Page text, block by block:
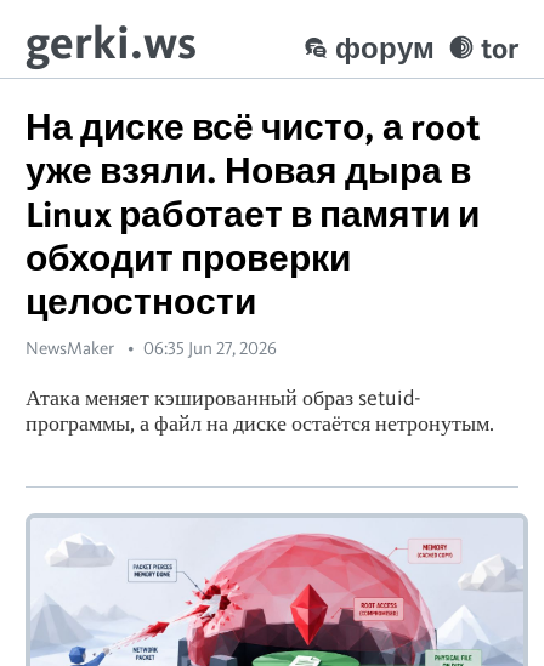
gerki.ws tor
форум
На диске всё чисто, а root
уже взяли. Новая дыра в
Linux работает в памяти и
обходит проверки
целостности
NewsMaker 06:35 Jun 27, 2026
Атака меняет кэшированный образ setuid-
программы, а файл на диске остаётся нетронутым.